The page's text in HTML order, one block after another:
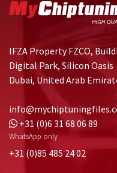
IFZA Property FZCO,
Digital Park, Silicon Oasis
Dubai, United Arab
+31 (0)6 31 68 06 89
WhatsApp only
+31 (0)85 485 24 02